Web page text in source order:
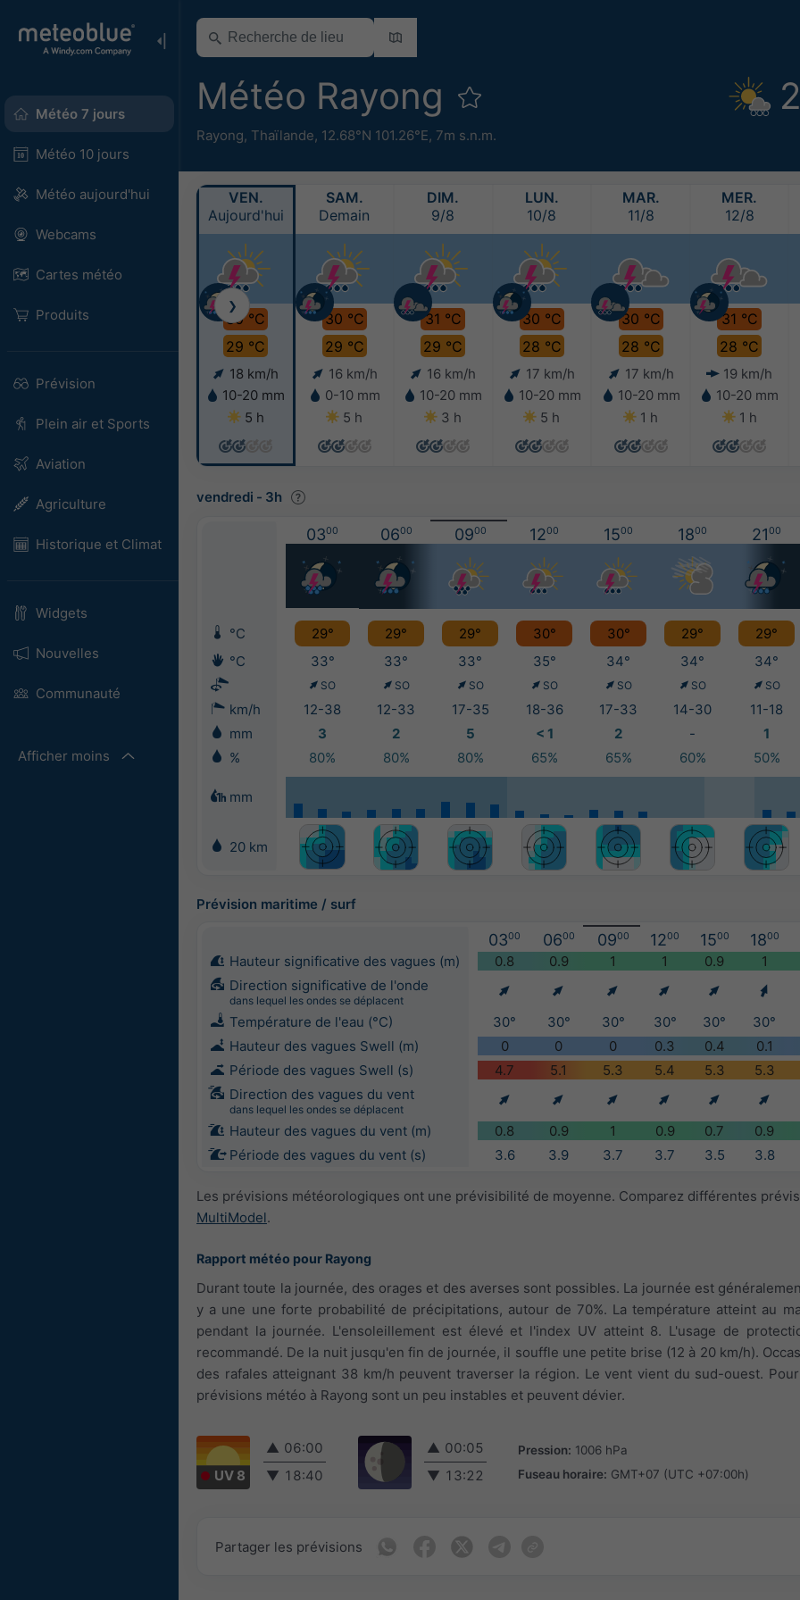
Météo 7 jours
Météo 10 jours
Météo aujourd'hui
Webcams
Cartes météo
Produits
Prévision
Plein air et Sports
Aviation
Agriculture
Historique et Climat
Widgets
Nouvelles
Communauté
Afficher moins
Météo Rayong
Rayong, Thaïlande, 12.68°N 101.26°E, 7m s.n.m.
VEN.
Aujourd'hui
30 °C
29 °C
18 km/h
10-20 mm
5 h
SAM.
Demain
30 °C
29 °C
16 km/h
0-10 mm
5 h
DIM.
9/8
31 °C
29 °C
16 km/h
10-20 mm
3 h
LUN.
10/8
30 °C
28 °C
17 km/h
10-20 mm
5 h
MAR.
11/8
30 °C
28 °C
17 km/h
10-20 mm
1 h
MER.
12/8
31 °C
28 °C
19 km/h
10-20 mm
1 h
❯
vendredi - 3h
0300 0600 0900 1200 1500 1800 2100
°C 29° 29° 29° 30° 30° 29°
29°
°C
33° 33° 33° 35° 34° 34° 34°
SO SO SO SO SO SO SO
km/h 12-38 12-33 17-35 18-36 17-33 14-30
11-18
mm
3 2 5 < 1 2 -
1
%
80% 80% 80% 65% 65% 60% 50%
mm
20 km
Prévision maritime / surf
0300 0600 0900 1200 1500 1800
Hauteur significative des vagues (m) 0.8 0.9 1 1 0.9
1
Direction significative de l'onde
dans lequel les ondes se déplacent
Température de l'eau (°C) 30° 30° 30° 30° 30°
30°
Hauteur des vagues Swell (m)
0 0 0 0.3 0.4
0.1
Période des vagues Swell (s)
4.7 5.1 5.3 5.4 5.3
5.3
Direction des vagues du vent
dans lequel les ondes se déplacent
Hauteur des vagues du vent (m) 0.8 0.9 1 0.9 0.7
0.9
Période des vagues du vent (s)
3.6 3.9 3.7 3.7 3.5 3.8
Les prévisions météorologiques ont une prévisibilité de moyenne. Comparez différentes
MultiModel.
Rapport météo pour Rayong
Durant toute la journée, des orages et des averses sont possibles. La journée est
y a une une forte probabilité de précipitations, autour de 70%. La température atteint au
pendant la journée. L'ensoleillement est élevé et l'index UV atteint 8. L'usage de
recommandé. De la nuit jusqu'en fin de journée, il souffle une petite brise (12 à 20 km/h).
des rafales atteignant 38 km/h peuvent traverser la région. Le vent vient du sud-ouest.
prévisions météo à Rayong sont un peu instables et peuvent dévier.
UV 8
▲ 06:00
▼ 18:40
▲ 00:05
▼ 13:22
Pression: 1006 hPa
Fuseau horaire: GMT+07 (UTC +07:00h)
Partager les prévisions